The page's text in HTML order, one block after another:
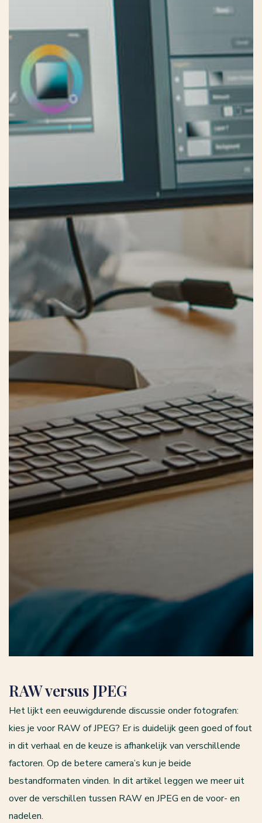
RAW versus JPEG
Het lijkt een eeuwigdurende discussie onder fotografen:
kies je voor RAW of JPEG? Er is duidelijk geen goed of fout
in dit verhaal en de keuze is afhankelijk van verschillende
factoren. Op de betere camera’s kun je beide
bestandformaten vinden. In dit artikel leggen we meer uit
over de verschillen tussen RAW en JPEG en de voor- en
nadelen.